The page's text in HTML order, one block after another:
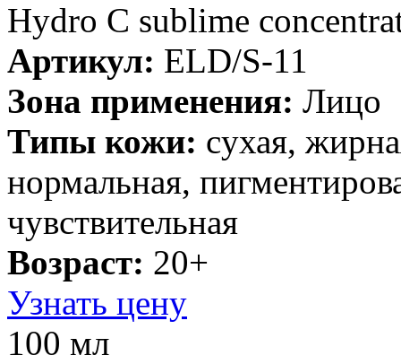
Hydro C sublime
Артикул: ELD/S-11
Зона применения: Лицо
Типы кожи: cухая,
нормальная,
чувствительная
Возраст: 20+
Узнать цену
100 мл